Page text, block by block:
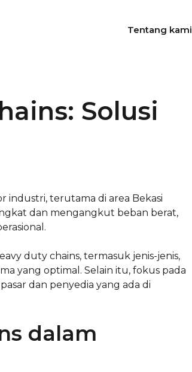
Tentang kami
Solusi
industri, terutama di area Bekasi
dan mengangkut beban berat,
duty chains, termasuk jenis-jenis,
yang optimal. Selain itu, fokus pada
dan penyedia yang ada di
dalam